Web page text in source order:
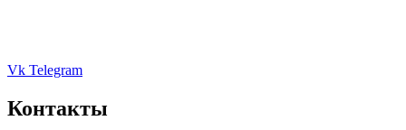
Vk Telegram
Контакты